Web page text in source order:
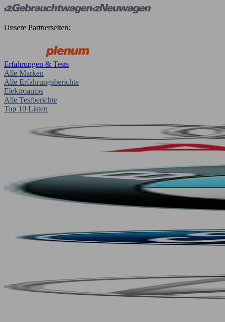
Unsere Partnerseiten:
Erfahrungen & Tests
Alle Marken
Alle Erfahrungsberichte
Elektroautos
Alle Testberichte
Top 10 Listen